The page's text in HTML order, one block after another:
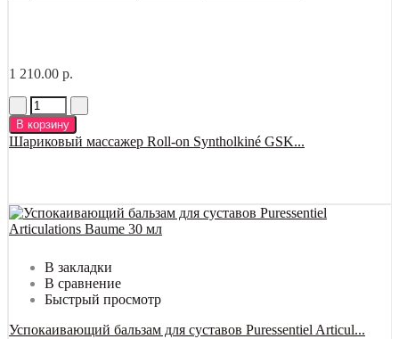
1 210.00 р.
В корзину
Шариковый массажер Roll-on Syntholkiné GSK...
В закладки
В сравнение
Быстрый просмотр
Успокаивающий бальзам для суставов Puressentiel Articul...